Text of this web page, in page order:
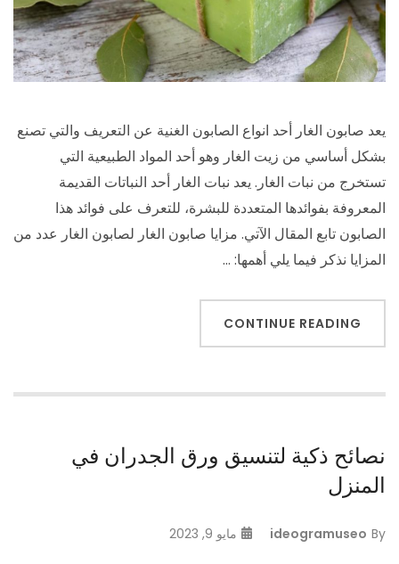
يعد صابون الغار أحد انواع الصابون الغنية عن التعريف والتي تصنع
بشكل أساسي من زيت الغار وهو أحد المواد الطبيعية التي
تستخرج من نبات الغار. يعد نبات الغار أحد النباتات القديمة
المعروفة بفوائدها المتعددة للبشرة، للتعرف على فوائد هذا
الصابون تابع المقال الآتي. مزايا صابون الغار لصابون الغار عدد من
المزايا نذكر فيما يلي أهمها: …
CONTINUE READING
نصائح ذكية لتنسيق ورق الجدران في
المنزل
By
ideogramuseo مايو 9, 2023